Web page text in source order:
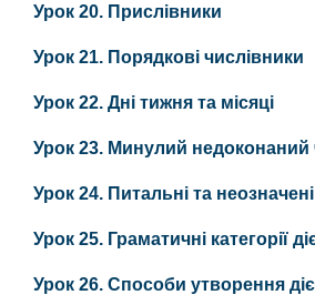
Урок 20. Прислівники
Урок 21. Порядкові числівники
Урок 22. Дні тижня та місяці
Урок 23. Минулий недоконаний
Урок 24. Питальні та
Урок 25. Граматичні категорії
Урок 26. Способи утворення